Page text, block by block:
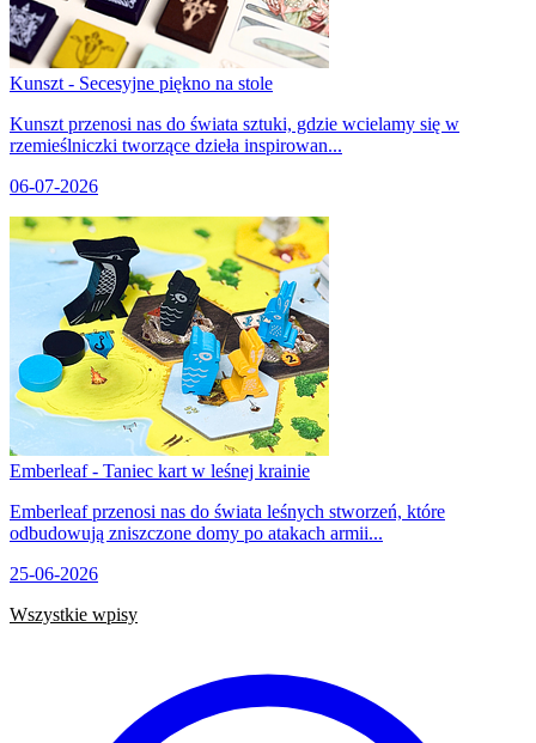
Kunszt - Secesyjne piękno na stole
Kunszt przenosi nas do świata sztuki, gdzie wcielamy się w
rzemieślniczki tworzące dzieła inspirowan...
06-07-2026
Emberleaf - Taniec kart w leśnej krainie
Emberleaf przenosi nas do świata leśnych stworzeń, które
odbudowują zniszczone domy po atakach armii...
25-06-2026
Wszystkie wpisy